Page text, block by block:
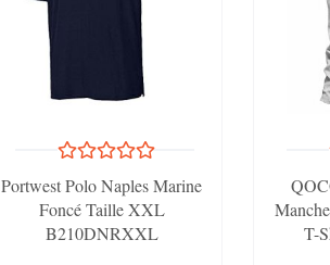
Portwest Polo Naples Marine
Foncé Taille XXL
B210DNRXXL
T-